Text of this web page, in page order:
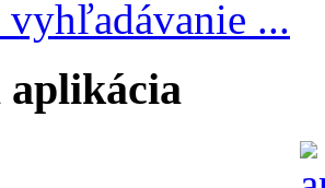
vyhľadávanie ...